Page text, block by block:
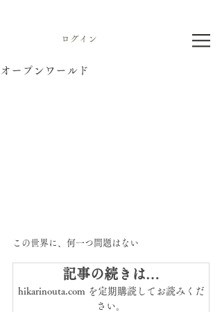
ログイン
オープンワールド
この世界に、何一つ問題はない
記事の続きは…
hikarinouta.com を定期購読してお読みくだ
さい。